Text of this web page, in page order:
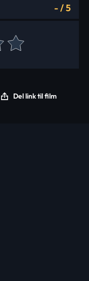
-/5
Del link til film